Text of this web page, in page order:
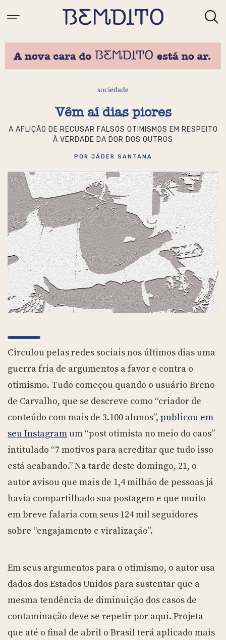
sociedade
Vêm aí dias piores
A AFLIÇÃO DE RECUSAR FALSOS OTIMISMOS EM RESPEITO
À VERDADE DA DOR DOS OUTROS
POR JÁDER SANTANA
Circulou pelas redes sociais nos últimos dias uma
guerra fria de argumentos a favor e contra o
otimismo. Tudo começou quando o usuário Breno
de Carvalho, que se descreve como “criador de
conteúdo com mais de 3.100 alunos”, publicou em
seu Instagram um “post otimista no meio do caos”
intitulado “7 motivos para acreditar que tudo isso
está acabando.” Na tarde deste domingo, 21, o
autor avisou que mais de 1,4 milhão de pessoas já
havia compartilhado sua postagem e que muito
em breve falaria com seus 124 mil seguidores
sobre “engajamento e viralização”.
Em seus argumentos para o otimismo, o autor usa
dados dos Estados Unidos para sustentar que a
mesma tendência de diminuição dos casos de
contaminação deve se repetir por aqui. Projeta
que até o final de abril o Brasil terá aplicado mais